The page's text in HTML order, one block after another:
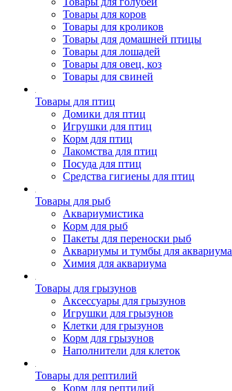
Товары для коров
Товары для кроликов
Товары для домашней птицы
Товары для лошадей
Товары для овец, коз
Товары для свиней
Товары для птиц
Домики для птиц
Игрушки для птиц
Корм для птиц
Лакомства для птиц
Посуда для птиц
Средства гигиены для птиц
Товары для рыб
Аквариумистика
Корм для рыб
Пакеты для переноски рыб
Аквариумы и тумбы для аквариума
Химия для аквариума
Товары для грызунов
Аксессуары для грызунов
Игрушки для грызунов
Клетки для грызунов
Корм для грызунов
Наполнители для клеток
Товары для рептилий
Корм для рептилий